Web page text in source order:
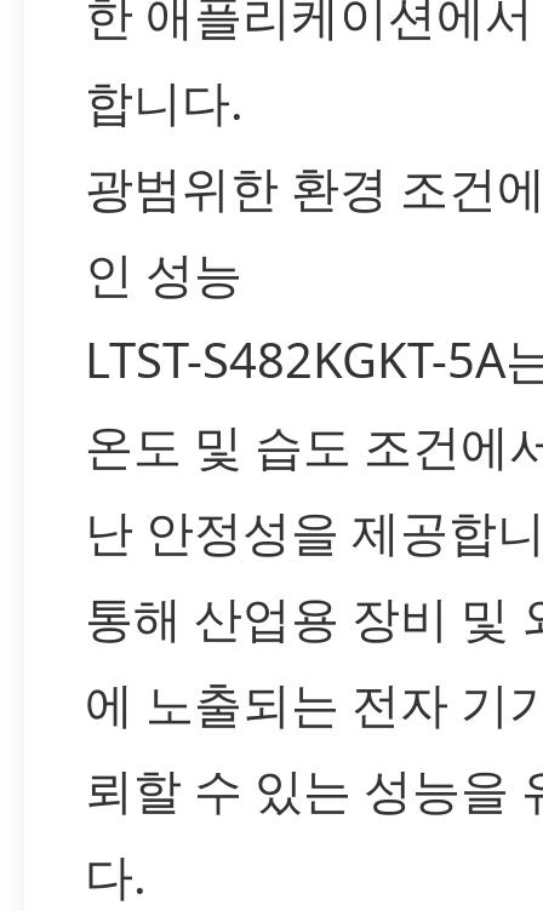
한 애플리케이션에
합니다.
광범위한 환경 조건
인 성능
LTST-S482KGKT-5A
온도 및 습도 조건에
난 안정성을 제공합
통해 산업용 장비 및
에 노출되는 전자 기
뢰할 수 있는 성능을
다.